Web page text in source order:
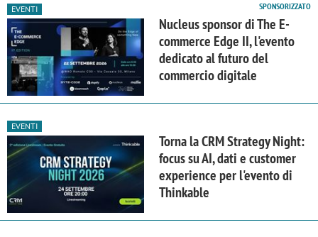
EVENTI SPONSORIZZATO
Nucleus sponsor di The E-
commerce Edge II, l'evento
dedicato al futuro del
commercio digitale
EVENTI
Torna la CRM Strategy Night:
focus su AI, dati e customer
experience per l'evento di
Thinkable